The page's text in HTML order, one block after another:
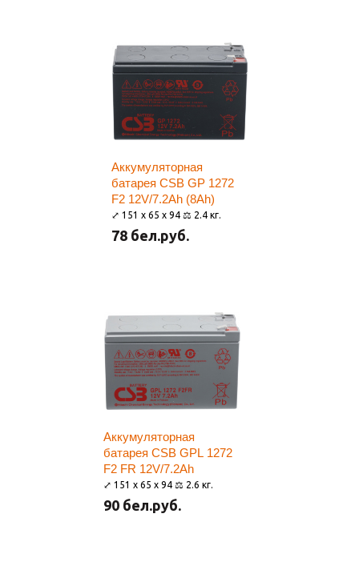
Аккумуляторная
батарея CSB GP 1272
F2 12V/7.2Ah (8Ah)
⤢ 151 x 65 x 94 ⚖ 2.4 кг.
78 бел.руб.
Аккумуляторная
батарея CSB GPL 1272
F2 FR 12V/7.2Ah
⤢ 151 x 65 x 94 ⚖ 2.6 кг.
90 бел.руб.